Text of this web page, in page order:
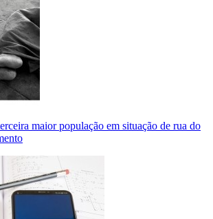
maior população em situação de rua do